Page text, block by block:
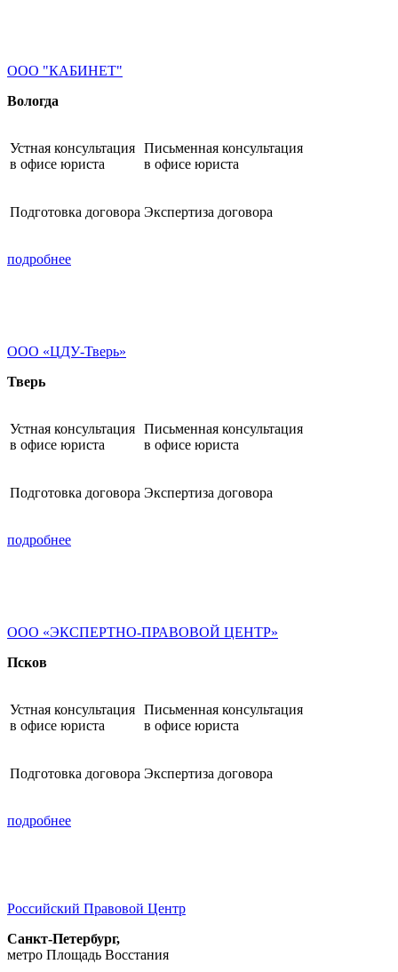
ООО "КАБИНЕТ"
Вологда
Устная консультация
в офисе юриста
Письменная консультация
в офисе юриста
Подготовка договора Экспертиза договора
подробнее
ООО «ЦДУ-Тверь»
Тверь
Устная консультация
в офисе юриста
Письменная консультация
в офисе юриста
Подготовка договора Экспертиза договора
подробнее
ООО «ЭКСПЕРТНО-ПРАВОВОЙ ЦЕНТР»
Псков
Устная консультация
в офисе юриста
Письменная консультация
в офисе юриста
Подготовка договора Экспертиза договора
подробнее
Российский Правовой Центр
Санкт-Петербург,
метро Площадь Восстания